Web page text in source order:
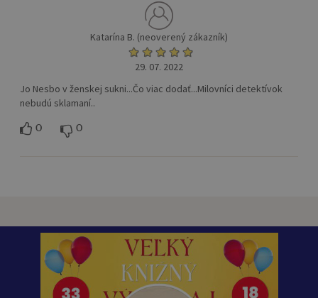
Katarína B. (neoverený zákazník)
29. 07. 2022
Jo Nesbo v ženskej sukni...Čo viac dodať...Milovníci detektívok
nebudú sklamaní..
0 0